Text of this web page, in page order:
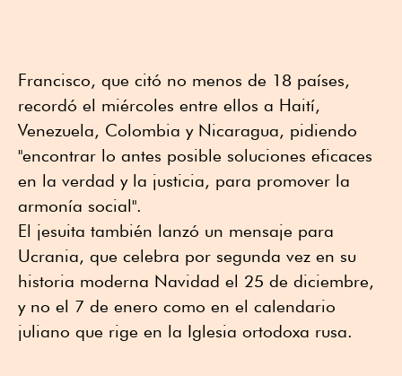
Francisco, que citó no menos de 18 países,
recordó el miércoles entre ellos a Haití,
Venezuela, Colombia y Nicaragua, pidiendo
"encontrar lo antes posible soluciones eficaces
en la verdad y la justicia, para promover la
armonía social".
El jesuita también lanzó un mensaje para
Ucrania, que celebra por segunda vez en su
historia moderna Navidad el 25 de diciembre,
y no el 7 de enero como en el calendario
juliano que rige en la Iglesia ortodoxa rusa.